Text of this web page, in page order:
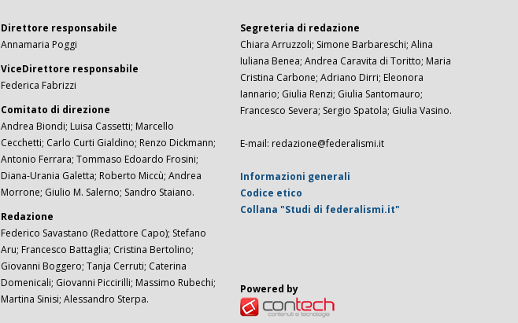
Direttore responsabile
Annamaria Poggi
ViceDirettore responsabile
Federica Fabrizzi
Comitato di direzione
Andrea Biondi; Luisa Cassetti; Marcello
Cecchetti; Carlo Curti Gialdino; Renzo Dickmann;
Antonio Ferrara; Tommaso Edoardo Frosini;
Diana-Urania Galetta; Roberto Miccù; Andrea
Morrone; Giulio M. Salerno; Sandro Staiano.
Redazione
Federico Savastano (Redattore Capo); Stefano
Aru; Francesco Battaglia; Cristina Bertolino;
Giovanni Boggero; Tanja Cerruti; Caterina
Domenicali; Giovanni Piccirilli; Massimo Rubechi;
Martina Sinisi; Alessandro Sterpa.
Segreteria di redazione
Chiara Arruzzoli; Simone Barbareschi; Alina
Iuliana Benea; Andrea Caravita di Toritto; Maria
Cristina Carbone; Adriano Dirri; Eleonora
Iannario; Giulia Renzi; Giulia Santomauro;
Francesco Severa; Sergio Spatola; Giulia Vasino.
E-mail: redazione@federalismi.it
Informazioni generali
Codice etico
Collana "Studi di federalismi.it"
Powered by